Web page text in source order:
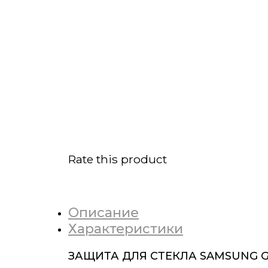
Rate this product
Описание
Характеристики
ЗАЩИТА ДЛЯ СТЕКЛА SAMSUNG